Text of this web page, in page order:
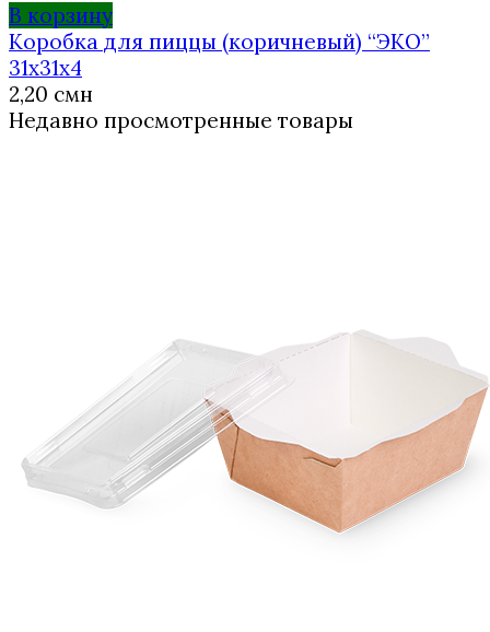
В корзину
Коробка для пиццы (коричневый) “ЭКО”
31х31х4
2,20 смн
Недавно просмотренные товары